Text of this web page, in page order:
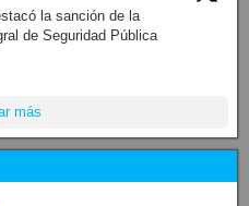
la sanción de la
de Seguridad Pública
más